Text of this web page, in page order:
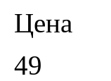
Цена
49